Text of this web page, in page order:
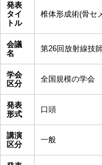
発表
タイ
トル
椎体形成術(骨セ
会議
名
第26回放射線技
学会
区分
全国規模の学会
発表
形式
口頭
講演
区分
一般